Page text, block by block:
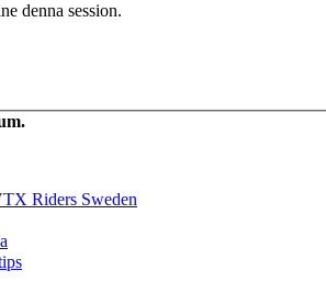
denna session.
Riders Sweden